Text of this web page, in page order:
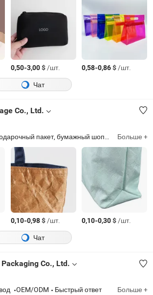
0,50-3,00$/шт. 0,58-0,86$/шт.
Чат
Co., Ltd.
Бумажный пакет, подарочный пакет, бумажный шоппинг-пакет, упаковочный пакет, подарочная коробка, упаковочный мешок, упаковочная коробка, принадлежности для вечеринки, поздравительная открытка, упаковочная бумага Больше +
0,10-0,98$/шт. 0,10-0,30$/шт.
Чат
Co., Ltd.
OEM/ODM Быстрый ответ Больше +